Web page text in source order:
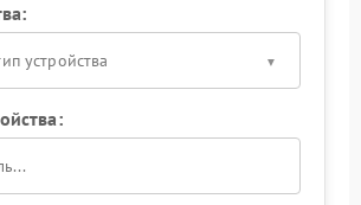
устройства